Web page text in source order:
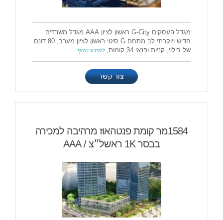
מגדל העסקים G-City ראשון לציון AAA מגדל משרדים
חדיש ויוקרתי לב מתחם G סיטי ראשון לציון מערב, 80 דונם
של בילוי, קניות ופנאי 34 קומות,
למידע נוסף
צור קשר
1584מר קומת פנטהאוז מרהיבה למכירה
בבסר 1K ראשל״צ / AAA